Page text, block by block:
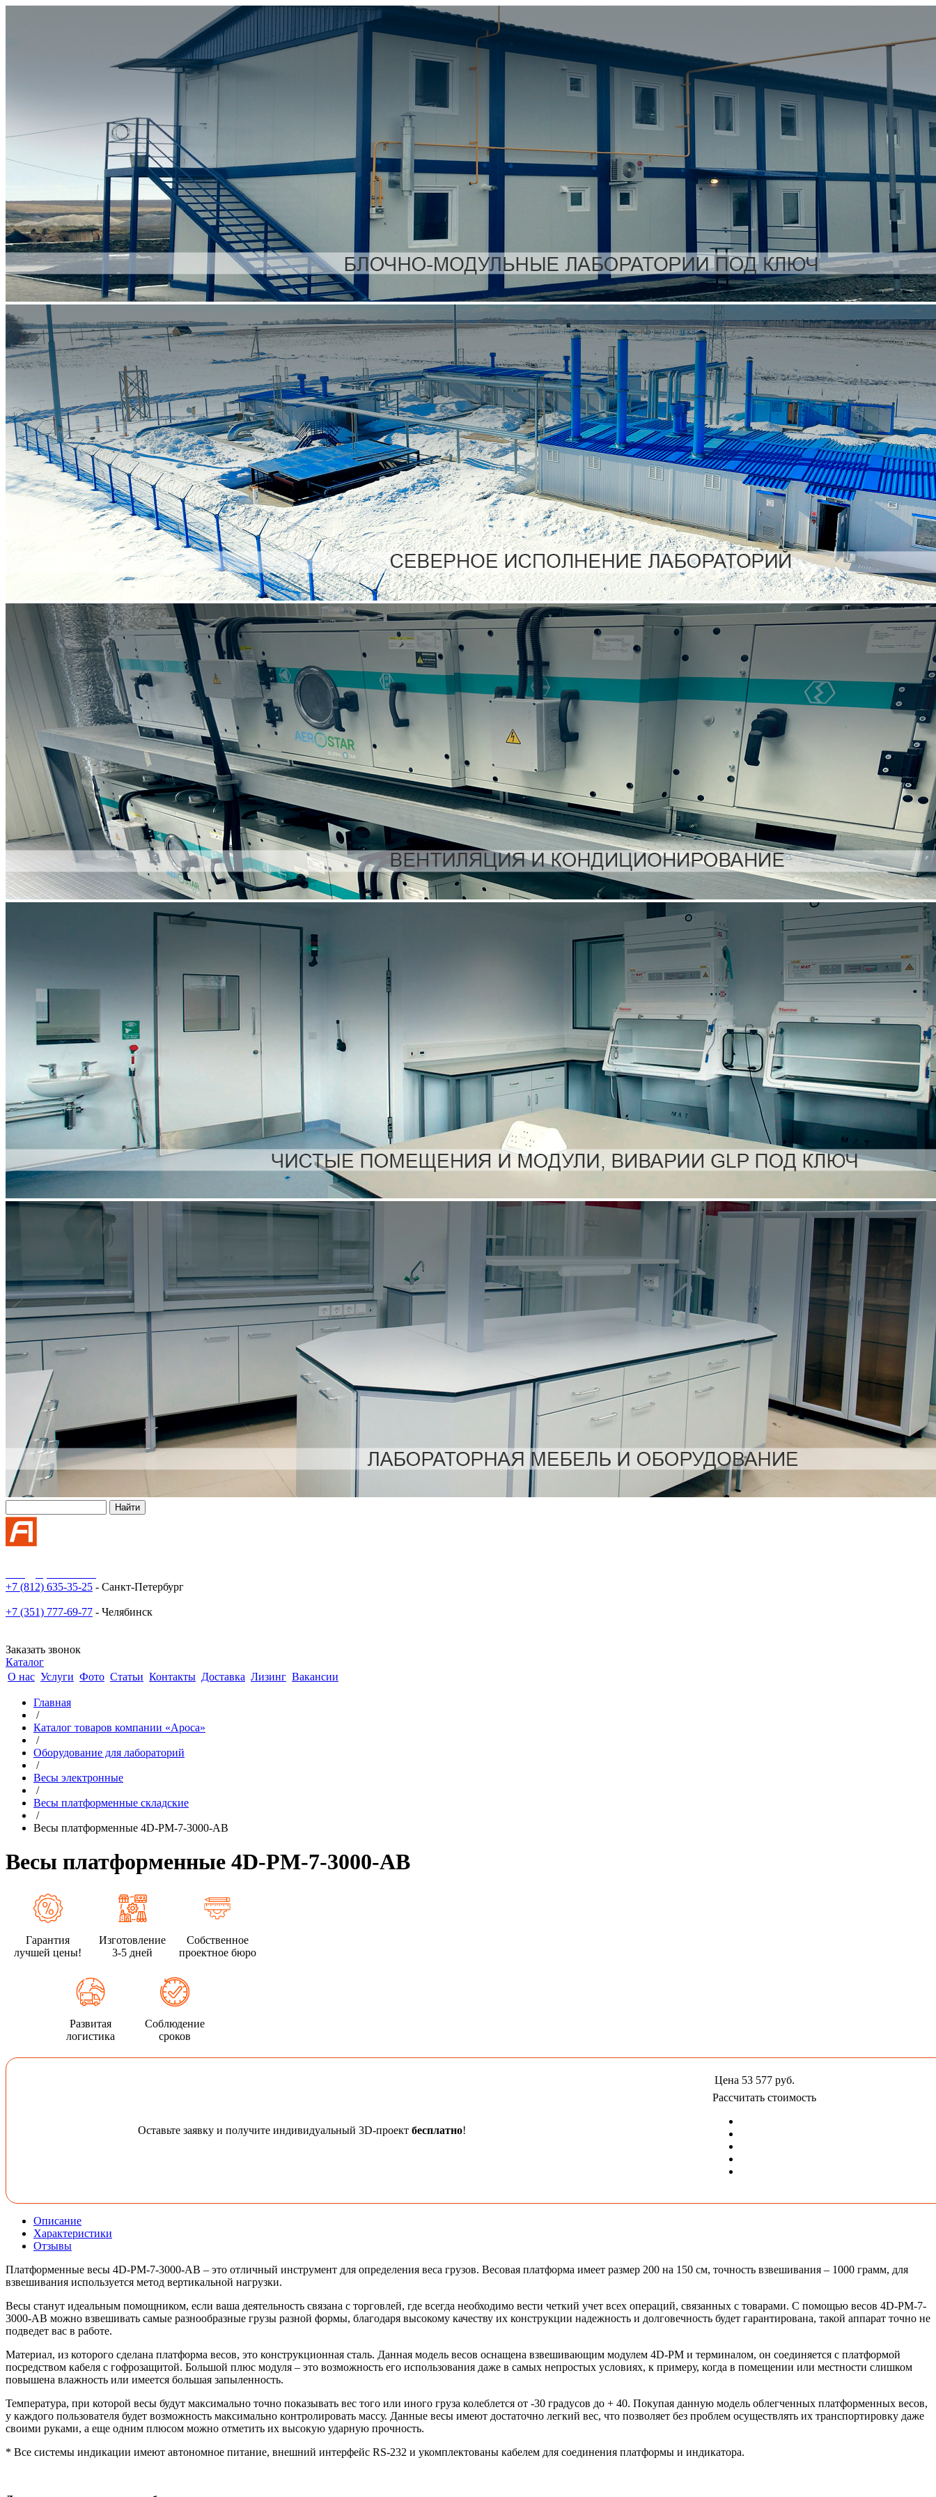
+7 (812) 635-35-25 - Санкт-Петербург
+7 (351) 777-69-77 - Челябинск
Заказать звонок
Каталог
О нас Услуги Фото Статьи Контакты Доставка Лизинг Вакансии
Главная
/
Каталог товаров компании «Ароса»
/
Оборудование для лабораторий
/
Весы электронные
/
Весы платформенные складские
/
Весы платформенные 4D-PM-7-3000-AB
Весы платформенные 4D-PM-7-3000-AB
Гарантия
лучшей цены!
Изготовление
3-5 дней
Собственное
проектное бюро
Развитая
логистика
Соблюдение
сроков
Оставьте заявку и получите индивидуальный 3D-проект бесплатно!
Цена 53 577 руб.
Рассчитать стоимость
Описание
Характеристики
Отзывы
Платформенные весы 4D-PM-7-3000-AB – это отличный инструмент для определения веса грузов. Весовая платформа имеет размер 200 на 150 см, точность взвешивания – 1000 грамм, для
взвешивания используется метод вертикальной нагрузки.
Весы станут идеальным помощником, если ваша деятельность связана с торговлей, где всегда необходимо вести четкий учет всех операций, связанных с товарами. С помощью весов 4D-PM-7-
3000-AB можно взвешивать самые разнообразные грузы разной формы, благодаря высокому качеству их конструкции надежность и долговечность будет гарантирована, такой аппарат точно не
подведет вас в работе.
Материал, из которого сделана платформа весов, это конструкционная сталь. Данная модель весов оснащена взвешивающим модулем 4D-PM и терминалом, он соединяется с платформой
посредством кабеля с гофрозащитой. Большой плюс модуля – это возможность его использования даже в самых непростых условиях, к примеру, когда в помещении или местности слишком
повышена влажность или имеется большая запыленность.
Температура, при которой весы будут максимально точно показывать вес того или иного груза колеблется от -30 градусов до + 40. Покупая данную модель облегченных платформенных весов,
у каждого пользователя будет возможность максимально контролировать массу. Данные весы имеют достаточно легкий вес, что позволяет без проблем осуществлять их транспортировку даже
своими руками, а еще одним плюсом можно отметить их высокую ударную прочность.
* Все системы индикации имеют автономное питание, внешний интерфейс RS-232 и укомплектованы кабелем для соединения платформы и индикатора.